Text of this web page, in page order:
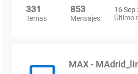
331
Temas
853
Mensajes
16 Sep
Último
MAX -